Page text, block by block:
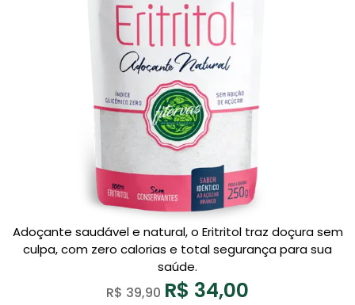
Adoçante saudável e natural, o Eritritol traz doçura sem
culpa, com zero calorias e total segurança para sua
saúde.
R$ 39,90 R$ 34,00